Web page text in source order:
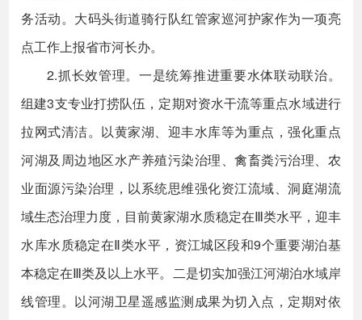
务活动。大码头街道骑行队红管家巡河护家作为一项亮
点工作上报省市河长办。
2.抓长效管理。一是统筹推进重要水体联动联治。
组建3支专业打捞队伍，定期对资水干流等重点水域进行
拉网式清洁。以黄家湖、迎丰水库等为重点，强化重点
河湖及周边地区水产养殖污染治理、禽畜粪污治理、农
业面源污染治理，以系统思维强化资江流域、洞庭湖流
域生态治理力度，目前黄家湖水质稳定在Ⅲ类水平，迎丰
水库水质稳定在Ⅱ类水平，资江城区段和9个重要湖泊基
本稳定在Ⅲ类及以上水平。二是切实加强江河湖泊水域岸
线管理。以河湖卫星遥感监测成果为切入点，定期对依